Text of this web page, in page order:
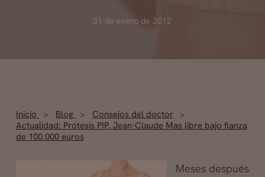
31 de enero de 2012
Inicio Blog
Consejos del doctor
Actualidad: Prótesis PIP, Jean-Claude Mas libre bajo fianza
de 100.000 euros
Meses después